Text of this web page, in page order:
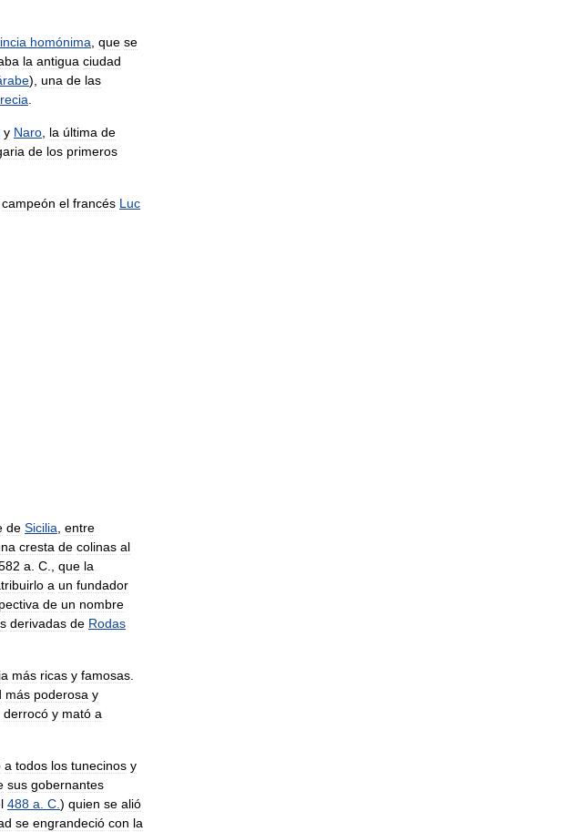
homónima que se
la antigua ciudad
), una de las
y Naro la última de
de los primeros
campeón el francés Luc
de Sicilia entre
cresta de colinas al
a C que la
a un fundador
de un nombre
derivadas de Rodas
más ricas y famosas
más poderosa y
derrocó y mató a
a todos los tunecinos y
sus gobernantes
488 a C ) quien se alió
se engrandeció con la